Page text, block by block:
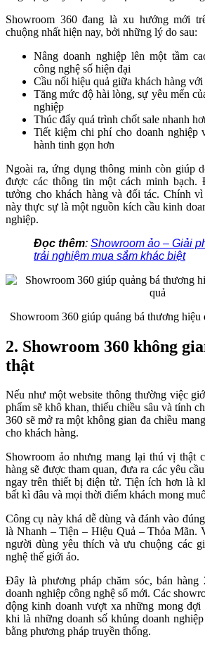
Showroom 360 đang là xu hướng mới
chuộng nhất hiện nay, bởi những lý do sau:
Nâng doanh nghiệp lên một tầm
công nghệ số hiện đại
Cầu nối hiệu quả giữa khách hàng
Tăng mức độ hài lòng, sự yêu mến
nghiệp
Thúc đẩy quá trình chốt sale nhanh
Tiết kiệm chi phí cho doanh nghiệp
hành tinh gọn hơn
Ngoài ra, ứng dụng thông minh còn giúp
được các thông tin một cách minh bạch.
tưởng cho khách hàng và đối tác. Chính
này thực sự là một nguồn kích cầu kinh
nghiệp.
Đọc thêm: Showroom ảo – Giải
trải nghiệm mua sắm khác biệt
Showroom 360 giúp quảng bá thương hiệu
2. Showroom 360 không
thật
Nếu như một website thông thường việc
phẩm sẽ khô khan, thiếu chiều sâu và tính
360 sẽ mở ra một không gian đa chiều
cho khách hàng.
Showroom ảo nhưng mang lại thú vị thật
hàng sẽ được tham quan, đưa ra các yêu
ngay trên thiết bị điện tử. Tiện ích hơn là
bất kì đâu và mọi thời điểm khách mong
Công cụ này khá dễ dùng và đánh vào
là Nhanh – Tiện – Hiệu Quả – Thỏa Mãn.
người dùng yêu thích và ưu chuộng các
nghệ thế giới ảo.
Đây là phương pháp chăm sóc, bán hàng
doanh nghiệp công nghệ số mới. Các
động kinh doanh vượt xa những mong
khi là những doanh số khủng doanh
bằng phương pháp truyền thống.